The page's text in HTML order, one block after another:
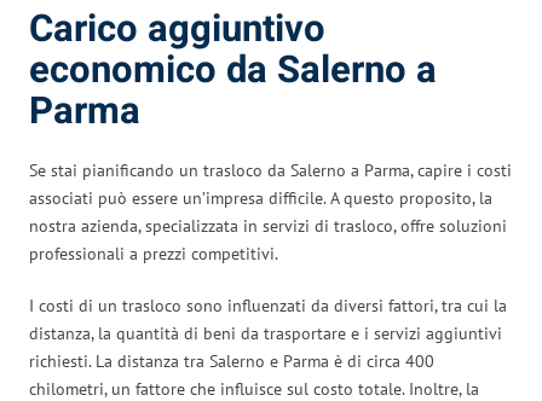
Carico aggiuntivo
economico da Salerno a
Parma
Se stai pianificando un trasloco da Salerno a Parma, capire i costi
associati può essere un’impresa difficile. A questo proposito, la
nostra azienda, specializzata in servizi di trasloco, offre soluzioni
professionali a prezzi competitivi.
I costi di un trasloco sono influenzati da diversi fattori, tra cui la
distanza, la quantità di beni da trasportare e i servizi aggiuntivi
richiesti. La distanza tra Salerno e Parma è di circa 400
chilometri, un fattore che influisce sul costo totale. Inoltre, la